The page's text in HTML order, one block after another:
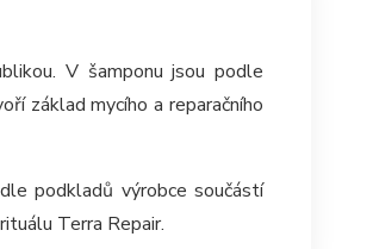
V šamponu jsou podle
základ mycího a reparačního
podkladů výrobce součástí
Terra Repair.